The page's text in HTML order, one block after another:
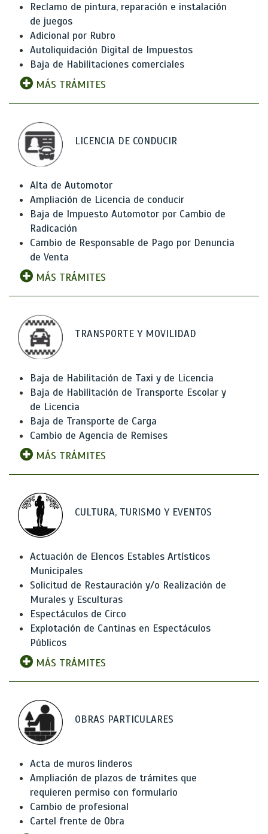
Reclamo de pintura, reparación e instalación
de juegos
Adicional por Rubro
Autoliquidación Digital de Impuestos
Baja de Habilitaciones comerciales
MÁS TRÁMITES
LICENCIA DE CONDUCIR
Alta de Automotor
Ampliación de Licencia de conducir
Baja de Impuesto Automotor por Cambio de
Radicación
Cambio de Responsable de Pago por Denuncia
de Venta
MÁS TRÁMITES
TRANSPORTE Y MOVILIDAD
Baja de Habilitación de Taxi y de Licencia
Baja de Habilitación de Transporte Escolar y
de Licencia
Baja de Transporte de Carga
Cambio de Agencia de Remises
MÁS TRÁMITES
CULTURA, TURISMO Y EVENTOS
Actuación de Elencos Estables Artísticos
Municipales
Solicitud de Restauración y/o Realización de
Murales y Esculturas
Espectáculos de Circo
Explotación de Cantinas en Espectáculos
Públicos
MÁS TRÁMITES
OBRAS PARTICULARES
Acta de muros linderos
Ampliación de plazos de trámites que
requieren permiso con formulario
Cambio de profesional
Cartel frente de Obra